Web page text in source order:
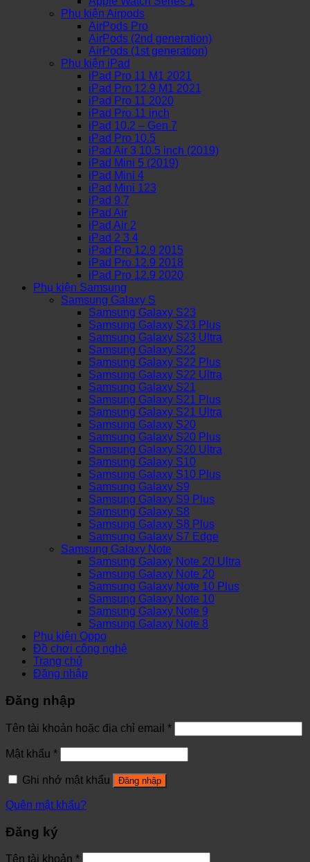
Phụ kiện Airpods
AirPods Pro
AirPods (2nd generation)
AirPods (1st generation)
Phụ kiện iPad
iPad Pro 11 M1 2021
iPad Pro 12.9 M1 2021
iPad Pro 11 2020
iPad Pro 11 inch
iPad 10.2 – Gen 7
iPad Pro 10.5
iPad Air 3 10.5 inch (2019)
iPad Mini 5 (2019)
iPad Mini 4
iPad Mini 123
iPad 9.7
iPad Air
iPad Air 2
iPad 2 3 4
iPad Pro 12.9 2015
iPad Pro 12.9 2018
iPad Pro 12.9 2020
Phụ kiện Samsung
Samsung Galaxy S
Samsung Galaxy S23
Samsung Galaxy S23 Plus
Samsung Galaxy S23 Ultra
Samsung Galaxy S22
Samsung Galaxy S22 Plus
Samsung Galaxy S22 Ultra
Samsung Galaxy S21
Samsung Galaxy S21 Plus
Samsung Galaxy S21 Ultra
Samsung Galaxy S20
Samsung Galaxy S20 Plus
Samsung Galaxy S20 Ultra
Samsung Galaxy S10
Samsung Galaxy S10 Plus
Samsung Galaxy S9
Samsung Galaxy S9 Plus
Samsung Galaxy S8
Samsung Galaxy S8 Plus
Samsung Galaxy S7 Edge
Samsung Galaxy Note
Samsung Galaxy Note 20 Ultra
Samsung Galaxy Note 20
Samsung Galaxy Note 10 Plus
Samsung Galaxy Note 10
Samsung Galaxy Note 9
Samsung Galaxy Note 8
Phụ kiện Oppo
Đồ chơi công nghệ
Trang chủ
Đăng nhập
Đăng nhập
Tên tài khoản hoặc địa chỉ email *
Mật khẩu *
Ghi nhớ mật khẩu Đăng nhập
Quên mật khẩu?
Đăng ký
Tên tài khoản *